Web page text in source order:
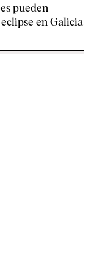
pueden
en Galicia